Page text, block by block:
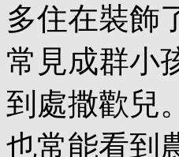
多住在裝飾
常見成群小
到處撒歡兒
也常能看到